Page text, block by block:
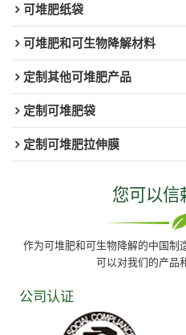
可堆肥纸袋
可堆肥和可生物降解材料
定制其他可堆肥产品
定制可堆肥袋
定制可堆肥拉伸膜
您可以信
作为可堆肥和可生物降解的中国制
可以对我们的产品
公司认证